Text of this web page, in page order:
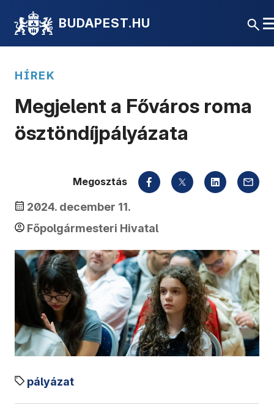
BUDAPEST.HU
HÍREK
Megjelent a Főváros roma
ösztöndíjpályázata
2024. december 11.
Főpolgármesteri Hivatal
pályázat
Megosztás